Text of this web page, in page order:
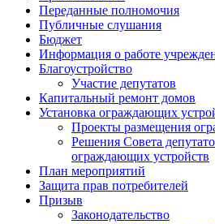
Переданные полномочия
Публичные слушания
Бюджет
Информация о работе
Благоустройство
Участие депутатов
Капитальный ремонт домов
Установка ограждающих
Проекты размещения
Решения Совета
ограждающих устройств
План мероприятий
Защита прав потребителей
Призыв
Законодательство